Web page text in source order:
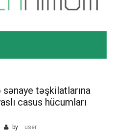
təşkilatlarına
casus hücumları
by user